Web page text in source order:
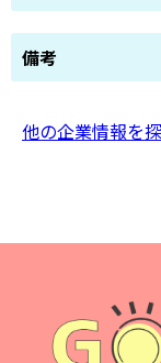
備考
他の企業情報を